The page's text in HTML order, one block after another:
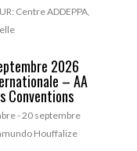
Centre ADDEPPA,
2026
– AA
Conventions
-20 septembre
Houffalize